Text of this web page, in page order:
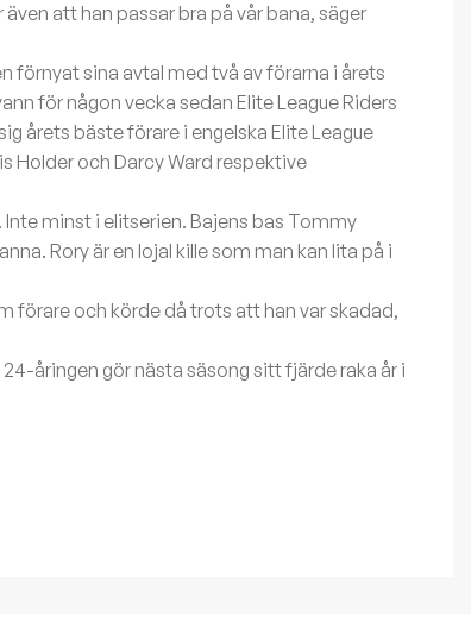
att han passar bra på vår bana, säger
förnyat sina avtal med två av förarna i årets
för någon vecka sedan Elite League Riders
årets bäste förare i engelska Elite League
Holder och Darcy Ward respektive
minst i elitserien. Bajens bas Tommy
Rory är en lojal kille som man kan lita på i
förare och körde då trots att han var skadad,
åringen gör nästa säsong sitt fjärde raka år i